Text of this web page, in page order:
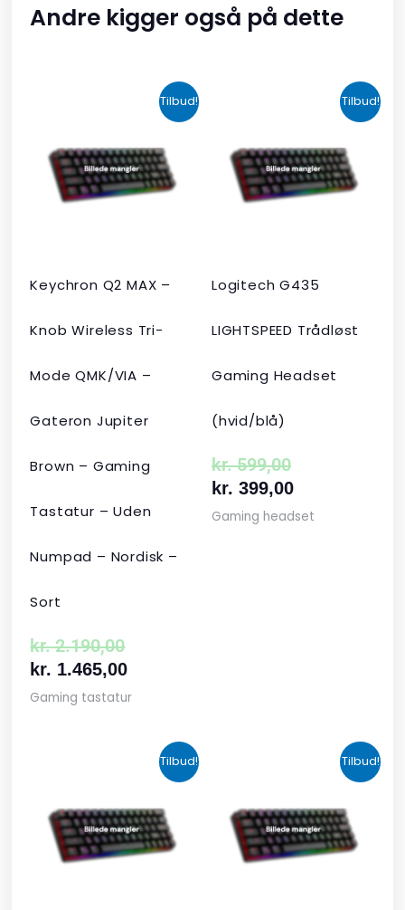
Andre kigger også på dette
Tilbud!
Keychron Q2 MAX –
Knob Wireless Tri-
Mode QMK/VIA –
Gateron Jupiter
Brown – Gaming
Tastatur – Uden
Numpad – Nordisk –
Sort
kr.2.190,00
oprindelige
pris
var:
kr. 2.190,00.
kr. 1.465,00
Den
aktuelle
pris
er:
kr. 1.465,00.
Gaming tastatur
Tilbud!
Logitech G435
LIGHTSPEED Trådløst
Gaming Headset
(hvid/blå)
kr.599,00
oprindelige
pris
var:
kr. 599,00.
kr. 399,00
aktuelle
pris
er:
kr. 399,00.
Gaming headset
Tilbud!
oprindelige
pris
var:
kr. 424,00.
aktuelle
pris
er:
kr. 349,00.
Tilbud!
oprindelige
pris
var:
kr.
aktuelle
pris
er:
kr. 679,00.